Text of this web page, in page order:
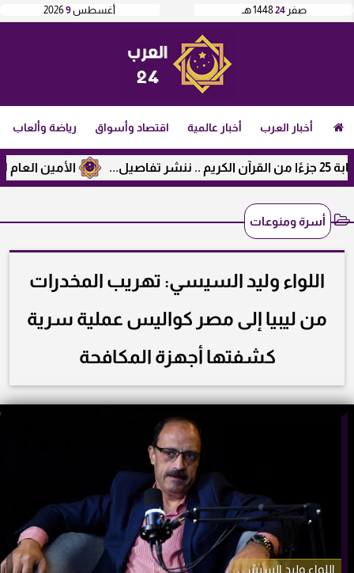
أغسطس9
2026 صفر 241448 هـ
أخبار العرب أخبار عالمية اقتصاد وأسواق رياضة وألعاب
الأمين العام
أسرة ومنوعات
اللواء وليد السيسي: تهريب المخدرات
من ليبيا إلى مصر كواليس عملية سرية
كشفتها أجهزة المكافحة
اللواء وليد السيسي